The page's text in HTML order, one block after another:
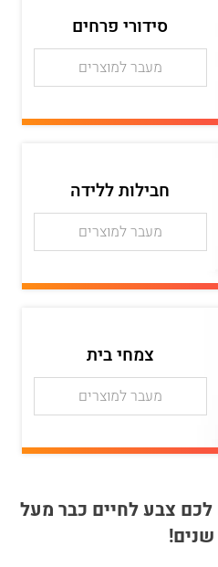
סידורי פרחים
מעבר למוצרים
חבילות ללידה
מעבר למוצרים
צמחי בית
מעבר למוצרים
לכם צבע לחיים כבר מעל